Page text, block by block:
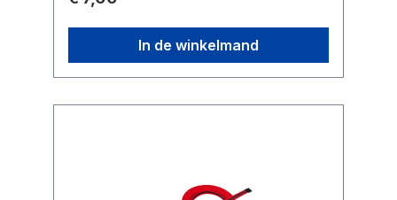
In de winkelmand